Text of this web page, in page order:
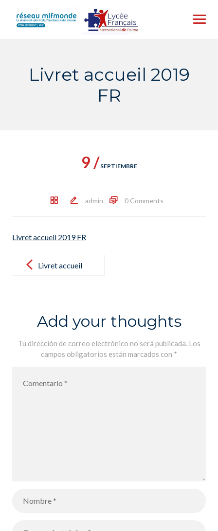
content
Livret accueil 2019
FR
9 / SEPTIEMBRE
admin 0 Comments
Livret accueil 2019 FR
navigationLivret accueil
Add your thoughts
Tu dirección de correo electrónico no será publicada. Los
campos obligatorios están marcados con *